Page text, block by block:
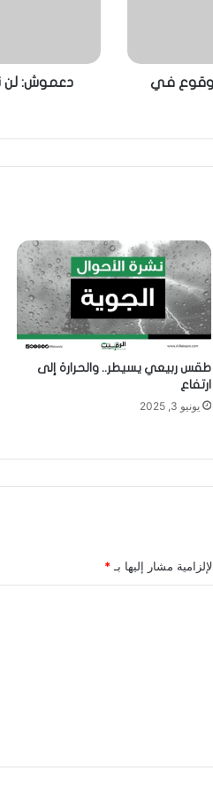
الوقوع في
دعموش: لن
طقس ربيعي يسيطر.. والحرارة إلى
ارتفاع
يونيو 3, 2025
مشار إليها بـ *